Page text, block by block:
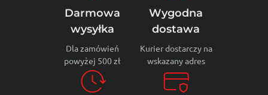
Darmowa
wysyłka
Dla zamówień
powyżej 500 zł
Wygodna
dostawa
Kurier dostarczy na
wskazany adres